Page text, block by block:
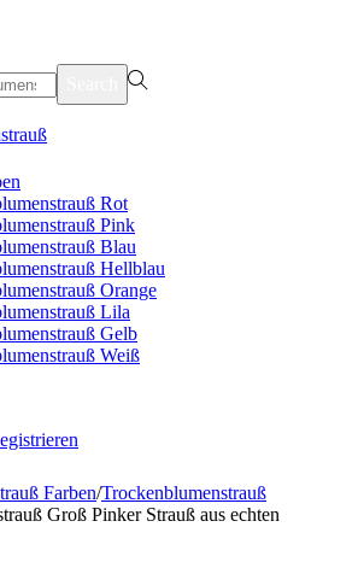
Rot
Pink
Blau
Hellblau
Orange
Lila
Gelb
Weiß
Farben/Trockenblumenstrauß
Groß Pinker Strauß aus echten